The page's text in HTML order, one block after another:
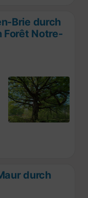
Brie durch
Forêt Notre-
durch